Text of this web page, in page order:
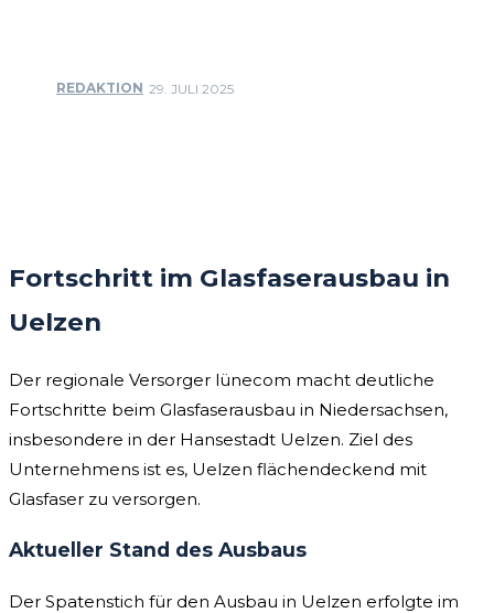
REDAKTION 29. JULI 2025
Fortschritt im Glasfaserausbau in
Uelzen
Der regionale Versorger lünecom macht deutliche
Fortschritte beim Glasfaserausbau in Niedersachsen,
insbesondere in der Hansestadt Uelzen. Ziel des
Unternehmens ist es, Uelzen flächendeckend mit
Glasfaser zu versorgen.
Aktueller Stand des Ausbaus
Der Spatenstich für den Ausbau in Uelzen erfolgte im